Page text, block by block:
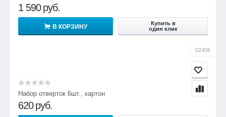
1 590 руб.
В КОРЗИНУ
Купить в
один клик
02406
Набор отверток 6шт., картон
620 руб.